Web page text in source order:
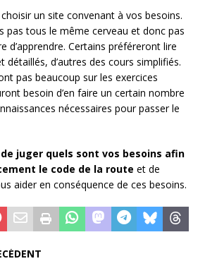
un site convenant à vos besoins.
pas tous le même cerveau et donc pas
d’apprendre. Certains préféreront lire
détaillés, d’autres des cours simplifiés.
pas beaucoup sur les exercices
besoin d’en faire un certain nombre
nécessaires pour passer le
juger quels sont vos besoins afin
le code de la route et de
aider en conséquence de ces besoins.